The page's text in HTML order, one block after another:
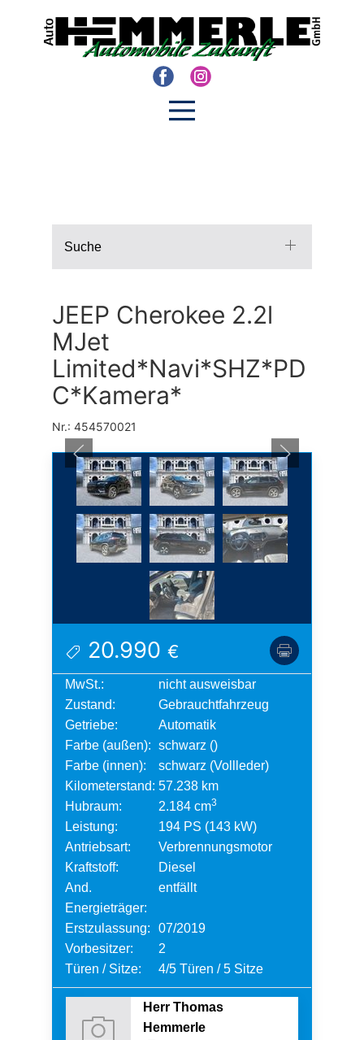
Suche
JEEP Cherokee 2.2l
MJet
Limited*Navi*SHZ*PD
C*Kamera*
Nr.: 454570021
20.990 €
MwSt.:
nicht ausweisbar
Zustand:
Gebrauchtfahrzeug
Getriebe:
Automatik
Farbe (außen): schwarz ()
Farbe (innen):
schwarz (Vollleder)
Kilometerstand: 57.238 km
Hubraum:
2.184 cm3
Leistung:
194 PS (143 kW)
Antriebsart:
Verbrennungsmotor
Kraftstoff:
Diesel
And.
Energieträger:
entfällt
Erstzulassung:
07/2019
Vorbesitzer:
2
Türen / Sitze:
4/5 Türen / 5 Sitze
Herr Thomas
Hemmerle